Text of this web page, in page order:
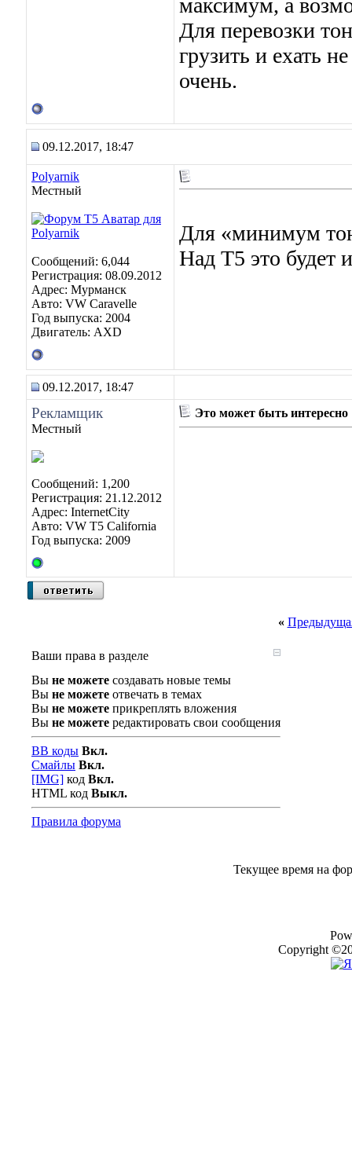
максимум, а
Для перевозки
грузить и ехать
очень.
09.12.2017, 18:47
Polyarnik
Местный
Сообщений: 6,044
Регистрация: 08.09.2012
Адрес: Мурманск
Авто: VW Caravelle
Год выпуска: 2004
Двигатель: AXD
Для «минимум
Над Т5 это будет
09.12.2017, 18:47
Рекламщик
Местный
Сообщений: 1,200
Регистрация: 21.12.2012
Адрес: InternetCity
Авто: VW T5 California
Год выпуска: 2009
Это может быть интересно
«
Ваши права в разделе
Вы не можете создавать новые темы
Вы не можете отвечать в темах
Вы не можете прикреплять вложения
Вы не можете редактировать свои сообщения
BB коды Вкл.
Смайлы Вкл.
[IMG] код Вкл.
HTML код Выкл.
Правила форума
Текущее время на
Copyright